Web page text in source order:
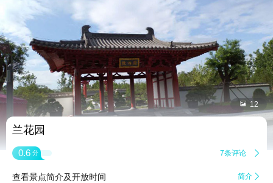
 12
兰花园
0.6 分 7条评论 
查看景点简介及开放时间 简介 